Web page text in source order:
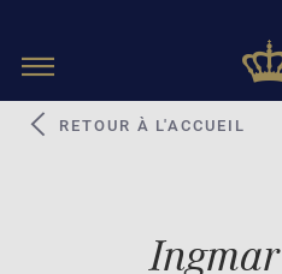
Toggle
RETOUR À L'ACCUEIL